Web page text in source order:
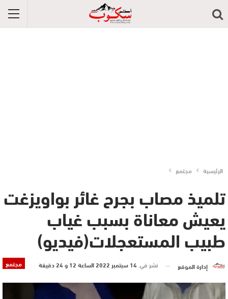
الرئيسية مجتمع
تلميذ مصاب بجرح غائر بواويزغت
يعيش معاناة بسبب غياب
طبيب المستعجلات(فيديو)
مجتمع إدارة الموقع نشر في 14 سبتمبر 2022 الساعة 12 و 24 دقيقة